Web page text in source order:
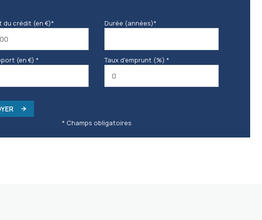
du crédit (en €)* Durée (années)*
(en €) * Taux d'emprunt (%) *
* Champs obligatoires